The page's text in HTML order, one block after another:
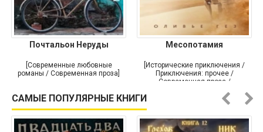
Почтальон Неруды
[Современные любовные
романы / Современная проза]
Месопотамия
[Исторические приключения /
Приключения: прочее /
Современная проза /
САМЫЕ ПОПУЛЯРНЫЕ КНИГИ